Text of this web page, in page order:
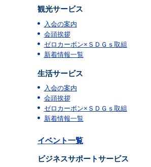
観光サービス
入会の案内
会頭挨拶
ゼロカーボン×ＳＤＧｓ取組
新着情報一覧
生活サービス
入会の案内
会頭挨拶
ゼロカーボン×ＳＤＧｓ取組
新着情報一覧
イベント一覧
ビジネスサポートサービス